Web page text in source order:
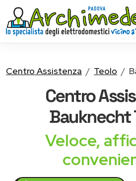
Centro Assistenza Teolo
Centro
Bauknecht
Veloce,